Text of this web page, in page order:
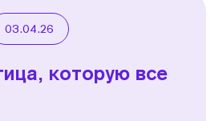
03.04.26
которую все